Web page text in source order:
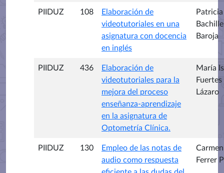
PIIDUZ 108
Elaboración de
videotutoriales en una
asignatura con docencia
en inglés
Patricia
Baroja
PIIDUZ 436
Elaboración de
videotutoriales para la
mejora del proceso
enseñanza-aprendizaje
en la asignatura de
Optometría Clínica.
María
Fuertes
Lázaro
PIIDUZ 130
Empleo de las notas de
audio como respuesta
Carmen
Ferrer